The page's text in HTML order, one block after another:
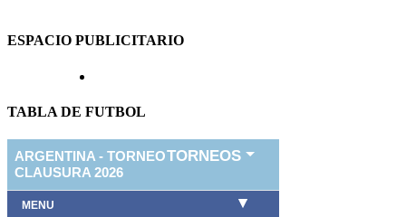
ESPACIO PUBLICITARIO
TABLA DE FUTBOL